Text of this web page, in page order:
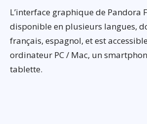
L’interface graphique de Pandora
disponible en plusieurs langues,
français, espagnol, et est
ordinateur PC / Mac, un
tablette.